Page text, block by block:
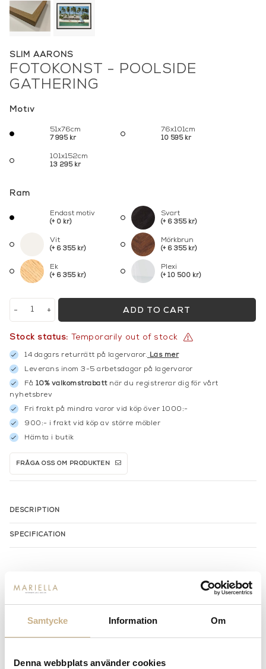
Samtycke Information Om
Denna webbplats använder cookies
SLIM AARONS
FOTOKONST - POOLSIDE
GATHERING
Motiv
51x76cm
7 995 kr
76x101cm
10 595 kr
101x152cm
13 295 kr
Ram
Endast motiv
(+ 0 kr)
Svart
(+ 6 355 kr)
Vit
(+ 6 355 kr)
Mörkbrun
(+ 6 355 kr)
Ek
(+ 6 355 kr)
Plexi
(+ 10 500 kr)
+
- ADD TO CART
Stock status: Temporarily out of stock
14 dagars returrätt på lagervaror. Läs mer
Leverans inom 3-5 arbetsdagar på lagervaror
Få 10% välkomstrabattnär du registrerar dig för vårt
nyhetsbrev
Fri frakt på mindra varor vid köp över 1000:-
900:- i frakt vid köp av större möbler
Hämta i butik
FRÅGA OSS OM PRODUKTEN
DESCRIPTION
SPECIFICATION
MER FRÅN SLIM AARONS